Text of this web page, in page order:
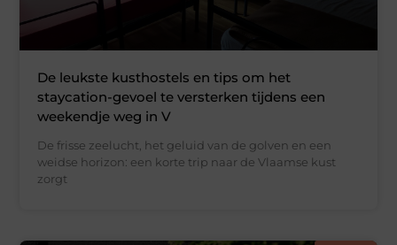
De leukste kusthostels en tips om het
staycation-gevoel te versterken tijdens een
weekendje weg in V
De frisse zeelucht, het geluid van de golven en een
weidse horizon: een korte trip naar de Vlaamse kust
zorgt